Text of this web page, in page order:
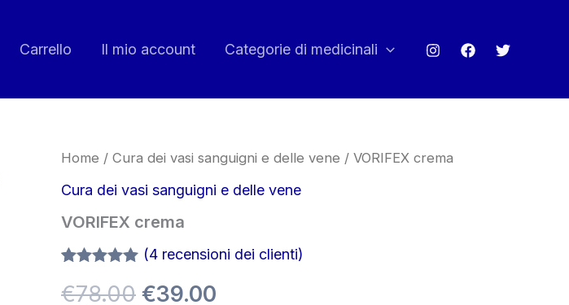
Carrello Il mio account Categorie di medicinali
Home / Cura dei vasi sanguigni e delle vene / VORIFEX crema
Cura dei vasi sanguigni e delle vene
VORIFEX crema
su 5 su
(4 recensioni dei clienti)
€78.00 Il
€39.00